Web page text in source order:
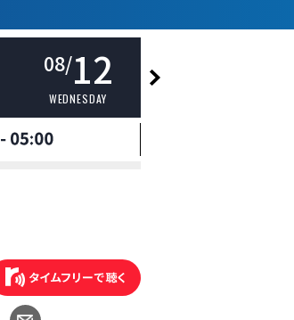
08/12
WEDNESDAY